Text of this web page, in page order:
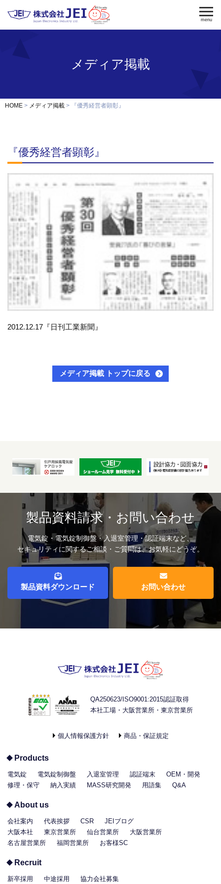
会社案内
製品資料ダウンロード お問い合わせ
電気錠制御盤 入退室管理
menu
メディア掲載
HOME メディア掲載 『優秀経営者顕彰』
『優秀経営者顕彰』
2012.12.17『日刊工業新聞』
メディア掲載 トップに戻る
製品資料請求・お問い合わせ
電気錠・電気錠制御盤・入退室管理・認証端末など、
セキュリティに関するご相談・ご質問は、お気軽にどうぞ。
製品資料ダウンロード お問い合わせ
QA250623/ISO9001:2015認証取得
本社工場・大阪営業所・東京営業所
個人情報保護方針 商品・保証規定
Products
電気錠 電気錠制御盤 入退室管理 認証端末
OEM・開発
修理・保守
納入実績 MASS研究開発 用語集 Q&A
About us
会社案内 代表挨拶 CSR
JEIブログ
大阪本社
東京営業所 仙台営業所
大阪営業所
名古屋営業所
福岡営業所 お客様SC
Recruit
新卒採用 中途採用 協力会社募集